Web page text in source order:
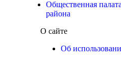
Общественная
района
О сайте
Об